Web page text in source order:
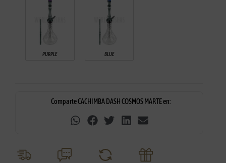
PURPLE BLUE
Comparte CACHIMBA DASH COSMOS MARTE en: